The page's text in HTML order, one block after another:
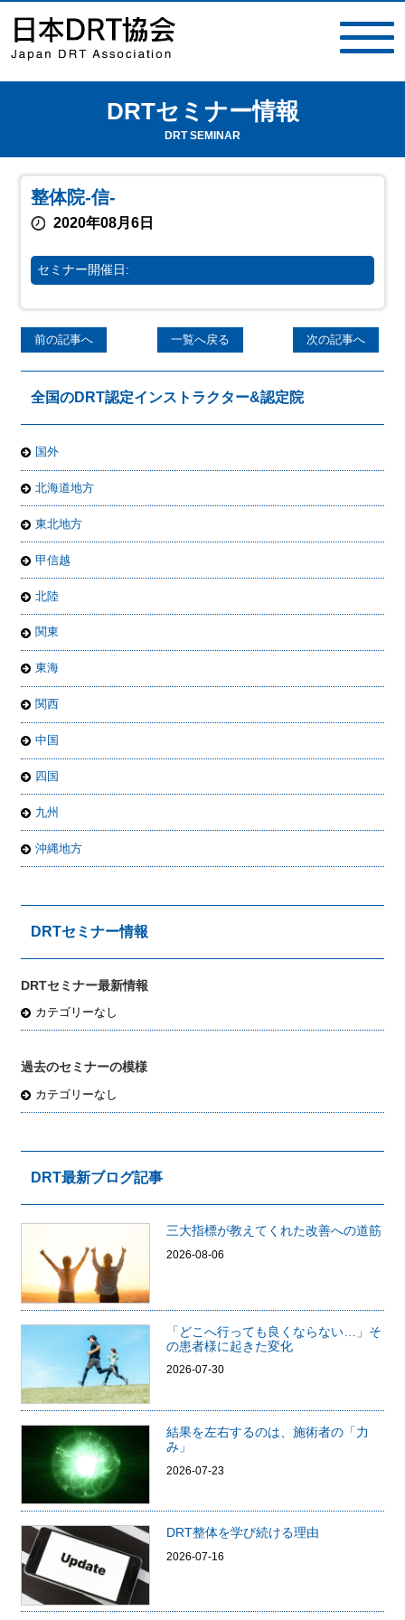
DRTセミナー情報
DRT SEMINAR
整体院-信-
2020年08月6日
セミナー開催日:
前の記事へ 一覧へ戻る 次の記事へ
全国のDRT認定インストラクター&認定院
国外
北海道地方
東北地方
甲信越
北陸
関東
東海
関西
中国
四国
九州
沖縄地方
DRTセミナー情報
DRTセミナー最新情報
カテゴリーなし
過去のセミナーの模様
カテゴリーなし
DRT最新ブログ記事
三大指標が教えてくれた改善への道筋
2026-08-06
「どこへ行っても良くならない…」そ
の患者様に起きた変化
2026-07-30
結果を左右するのは、施術者の「力
み」
2026-07-23
DRT整体を学び続ける理由
2026-07-16